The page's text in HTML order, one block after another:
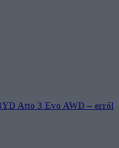
Atto 3 Evo AWD – erről